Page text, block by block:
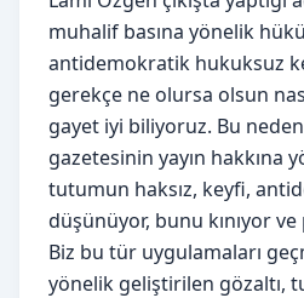
muhalif basına yönelik
antidemokratik hukuksuz
gerekçe ne olursa olsun
gayet iyi biliyoruz. Bu
gazetesinin yayın hakkına
tutumun haksız, keyfi,
düşünüyor, bunu kınıyor
Biz bu tür uygulamaları
yönelik geliştirilen gözaltı,